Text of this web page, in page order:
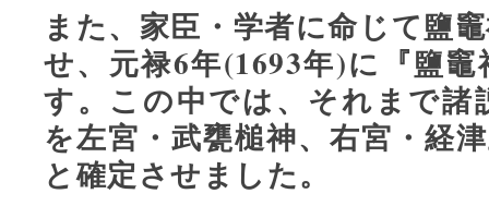
また、家臣・学者に命じて鹽
せ、元禄6年(1693年)に『鹽
す。この中では、それまで諸
を左宮・武甕槌神、右宮・経
と確定させました。